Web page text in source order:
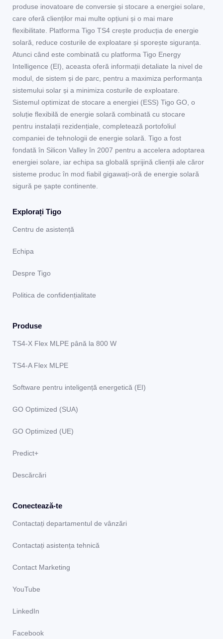
produse inovatoare de conversie și stocare a energiei solare,
care oferă clienților mai multe opțiuni și o mai mare
flexibilitate. Platforma Tigo TS4 crește producția de energie
solară, reduce costurile de exploatare și sporește siguranța.
Atunci când este combinată cu platforma Tigo Energy
Intelligence (EI), aceasta oferă informații detaliate la nivel de
modul, de sistem și de parc, pentru a maximiza performanța
sistemului solar și a minimiza costurile de exploatare.
Sistemul optimizat de stocare a energiei (ESS) Tigo GO, o
soluție flexibilă de energie solară combinată cu stocare
pentru instalații rezidențiale, completează portofoliul
companiei de tehnologii de energie solară. Tigo a fost
fondată în Silicon Valley în 2007 pentru a accelera adoptarea
energiei solare, iar echipa sa globală sprijină clienții ale căror
sisteme produc în mod fiabil gigawați-oră de energie solară
sigură pe șapte continente.
Explorați Tigo
Centru de asistență
Echipa
Despre Tigo
Politica de confidențialitate
Produse
TS4-X Flex MLPE până la 800 W
TS4-A Flex MLPE
Software pentru inteligență energetică (EI)
GO Optimized (SUA)
GO Optimized (UE)
Predict+
Descărcări
Conectează-te
Contactați departamentul de vânzări
Contactați asistența tehnică
Contact Marketing
YouTube
LinkedIn
Facebook